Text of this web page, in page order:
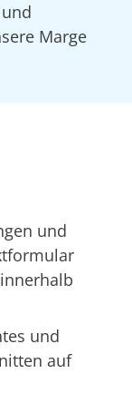
Marge
und
und
auf